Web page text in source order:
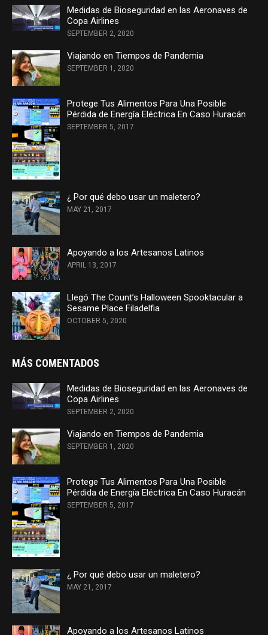
Medidas de Bioseguridad en las Aeronaves de
Copa Airlines
SEPTEMBER 2, 2020
Viajando en Tiempos de Pandemia
SEPTEMBER 1, 2020
Protege Tus Alimentos Para Una Posible
Pérdida de Energía Eléctrica En Caso Huracán
SEPTEMBER 5, 2017
¿ Por qué debo usar un maletero?
MAY 21, 2017
Apoyando a los Artesanos Latinos
APRIL 13, 2017
Llegó The Count’s Halloween Spooktacular a
Sesame Place Filadelfia
OCTOBER 5, 2020
MÁS COMENTADOS
Medidas de Bioseguridad en las Aeronaves de
Copa Airlines
SEPTEMBER 2, 2020
Viajando en Tiempos de Pandemia
SEPTEMBER 1, 2020
Protege Tus Alimentos Para Una Posible
Pérdida de Energía Eléctrica En Caso Huracán
SEPTEMBER 5, 2017
¿ Por qué debo usar un maletero?
MAY 21, 2017
Apoyando a los Artesanos Latinos